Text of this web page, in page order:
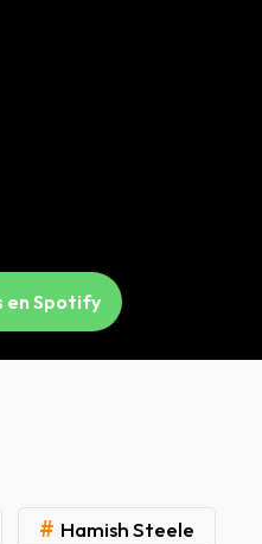
en Spotify
# Hamish Steele